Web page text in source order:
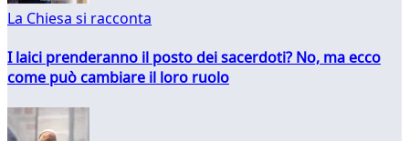
La Chiesa si racconta
I laici prenderanno il posto dei sacerdoti? No, ma ecco
come può cambiare il loro ruolo